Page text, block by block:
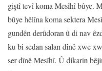
giştî tevî koma Mesîhî bûye.
bûye hêlîna koma sektera
gundên derûdoran û di nav
ku bi sedan salan dînê xwe
ser dînê Mesîhî. Û dikarin